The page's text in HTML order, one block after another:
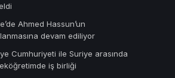
Ahmed Hassun’un
devam ediliyor
Cumhuriyeti ile Suriye arasında
iş birliği